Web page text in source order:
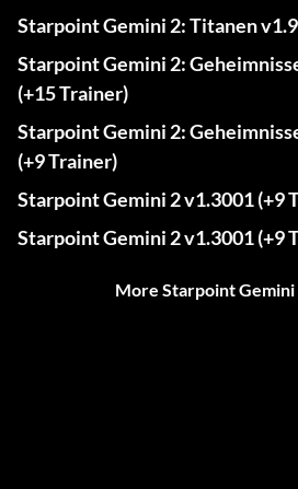
Starpoint Gemini 2: Titanen
Starpoint Gemini 2:
(+15 Trainer)
Starpoint Gemini 2:
(+9 Trainer)
Starpoint Gemini 2 v1.3001 (+9
Starpoint Gemini 2 v1.3001 (+9
More Starpoint Gemini